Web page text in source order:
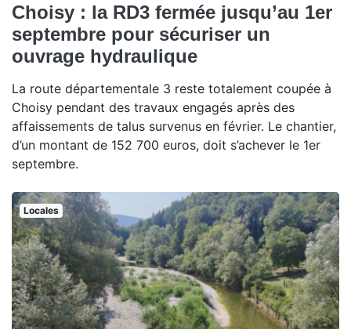
Choisy : la RD3 fermée jusqu’au 1er
septembre pour sécuriser un
ouvrage hydraulique
La route départementale 3 reste totalement coupée à
Choisy pendant des travaux engagés après des
affaissements de talus survenus en février. Le chantier,
d’un montant de 152 700 euros, doit s’achever le 1er
septembre.
Locales